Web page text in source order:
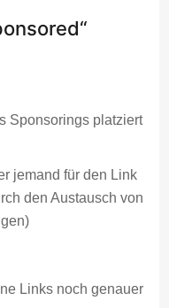
Sponsorings platziert
jemand für den Link
den Austausch von
Links noch genauer